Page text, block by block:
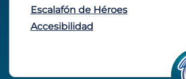
Escalafón de Héroes
Accesibilidad